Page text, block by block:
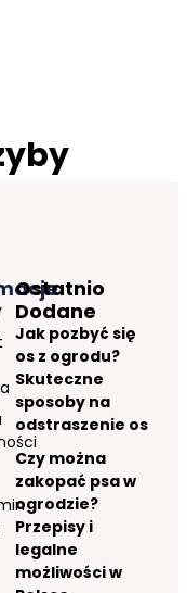
Ostatnio
Dodane
Jak pozbyć się
os z ogrodu?
Skuteczne
sposoby na
odstraszenie os
Czy można
zakopać psa w
ogrodzie?
Przepisy i
legalne
możliwości w